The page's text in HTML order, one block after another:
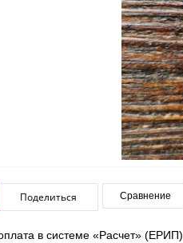
Поделиться Сравнение
в системе «Расчет» (ЕРИП)